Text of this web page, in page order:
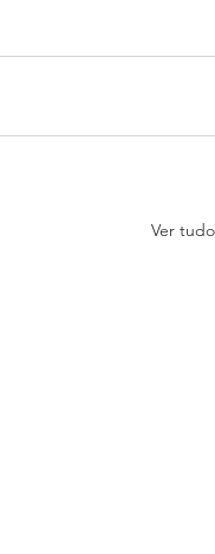
Ver tudo